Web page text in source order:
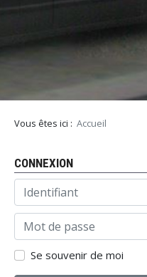
Vous êtes ici : Accueil
CONNEXION
Identifiant
Mot de passe
Se souvenir de moi